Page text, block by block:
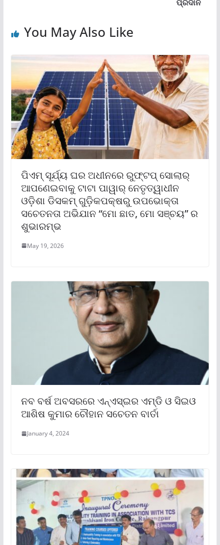
ପ୍ରଦାନ
You May Also Like
ପିଏମ୍ ସୂର୍ଯ୍ୟ ଘର ଅଧୀନରେ ରୁଫ୍‌ଟପ୍ ସୋଲାର୍
ଆପଣେଇବାକୁ ଟାଟା ପାୱାର୍ ନେତୃତ୍ୱାଧୀନ
ଓଡ଼ିଶା ଡିସକମ୍ ଗୁଡ଼ିକପକ୍ଷରୁ ଉପଭୋକ୍ତା
ସଚେତନତା ଅଭିଯାନ “ମୋ ଛାତ, ମୋ ସଞ୍ଚୟ” ର
ଶୁଭାରମ୍ଭ
May 19, 2026
ନବ ବର୍ଷ ଅବସରରେ ଏନ୍‌ଏସ୍‌ଇର ଏମ୍‌ଡି ଓ ସିଇଓ
ଆଶିଷ କୁମାର ଚୌହାନ ସଚେତନ ବାର୍ତା
January 4, 2024